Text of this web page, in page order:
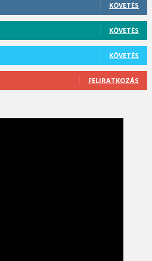
KÖVETÉS
KÖVETÉS
KÖVETÉS
FELIRATKOZÁS